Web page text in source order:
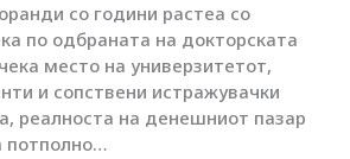
со години растеа со
по одбраната на докторската
место на универзитетот,
и сопствени истражувачки
реалноста на денешниот пазар
потполно…